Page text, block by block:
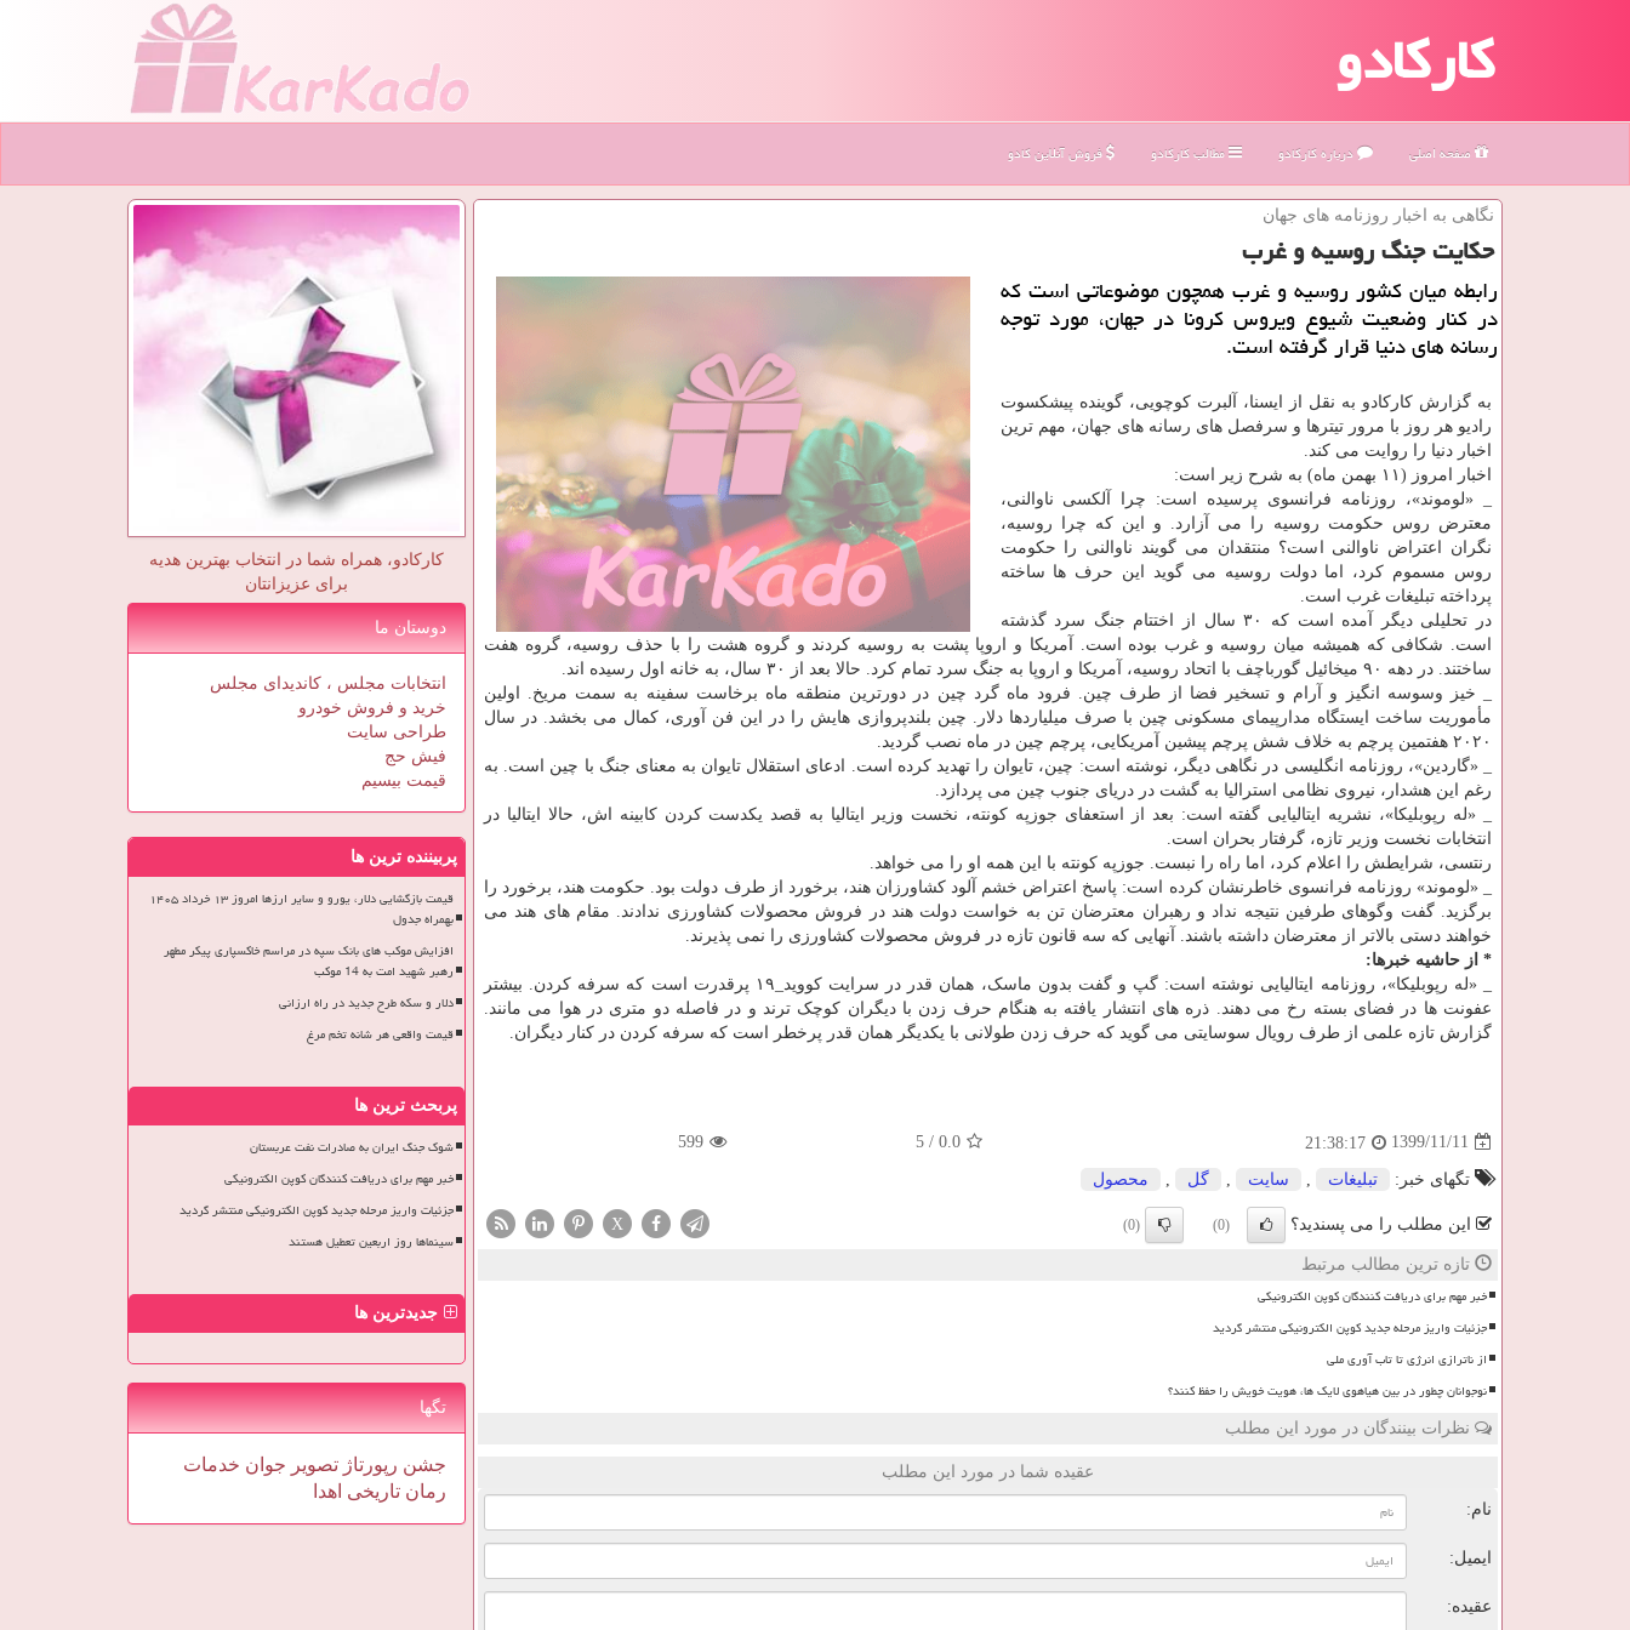
کارکادو
صفحه اصلی درباره كاركادو مطالب كاركادو فروش آنلاین کادو
نگاهی به اخبار روزنامه های جهان
حكایت جنگ روسیه و غرب
رابطه میان کشور روسیه و غرب همچون موضوعاتی است که
در کنار وضعیت شیوع ویروس کرونا در جهان، مورد توجه
رسانه های دنیا قرار گرفته است.
به گزارش کارکادو به نقل از ایسنا، آلبرت کوچویی، گوینده پیشکسوت
رادیو هر روز با مرور تیترها و سرفصل های رسانه های جهان، مهم ترین
اخبار دنیا را روایت می کند.
اخبار امروز (۱۱ بهمن ماه) به شرح زیر است:
_ «لوموند»، روزنامه فرانسوی پرسیده است: چرا آلکسی ناوالنی،
معترض روس حکومت روسیه را می آزارد. و این که چرا روسیه،
نگران اعتراض ناوالنی است؟ منتقدان می گویند ناوالنی را حکومت
روس مسموم کرد، اما دولت روسیه می گوید این حرف ها ساخته
پرداخته تبلیغات غرب است.
در تحلیلی دیگر آمده است که ۳۰ سال از اختتام جنگ سرد گذشته
است. شکافی که همیشه میان روسیه و غرب بوده است. آمریکا و اروپا پشت به روسیه کردند و گروه هشت را با حذف روسیه، گروه هفت
ساختند. در دهه ۹۰ میخائیل گورباچف با اتحاد روسیه، آمریکا و اروپا به جنگ سرد تمام کرد. حالا بعد از ۳۰ سال، به خانه اول رسیده اند.
_ خیز وسوسه انگیز و آرام و تسخیر فضا از طرف چین. فرود ماه گرد چین در دورترین منطقه ماه برخاست سفینه به سمت مریخ. اولین
مأموریت ساخت ایستگاه مدارپیمای مسکونی چین با صرف میلیاردها دلار. چین بلندپروازی هایش را در این فن آوری، کمال می بخشد. در سال
۲۰۲۰ هفتمین پرچم به خلاف شش پرچم پیشین آمریکایی، پرچم چین در ماه نصب گردید.
_ «گاردین»، روزنامه انگلیسی در نگاهی دیگر، نوشته است: چین، تایوان را تهدید کرده است. ادعای استقلال تایوان به معنای جنگ با چین است. به
رغم این هشدار، نیروی نظامی استرالیا به گشت در دریای جنوب چین می پردازد.
_ «له رپوبلیکا»، نشریه ایتالیایی گفته است: بعد از استعفای جوزپه کونته، نخست وزیر ایتالیا به قصد یکدست کردن کابینه اش، حالا ایتالیا در
انتخابات نخست وزیر تازه، گرفتار بحران است.
رنتسی، شرایطش را اعلام کرد، اما راه را نبست. جوزپه کونته با این همه او را می خواهد.
_ «لوموند» روزنامه فرانسوی خاطرنشان کرده است: پاسخ اعتراض خشم آلود کشاورزان هند، برخورد از طرف دولت بود. حکومت هند، برخورد را
برگزید. گفت وگوهای طرفین نتیجه نداد و رهبران معترضان تن به خواست دولت هند در فروش محصولات کشاورزی ندادند. مقام های هند می
خواهند دستی بالاتر از معترضان داشته باشند. آنهایی که سه قانون تازه در فروش محصولات کشاورزی را نمی پذیرند.
* از حاشیه خبرها:
_ «له رپوبلیکا»، روزنامه ایتالیایی نوشته است: گپ و گفت بدون ماسک، همان قدر در سرایت کووید_۱۹ پرقدرت است که سرفه کردن. بیشتر
عفونت ها در فضای بسته رخ می دهند. ذره های انتشار یافته به هنگام حرف زدن با دیگران کوچک ترند و در فاصله دو متری در هوا می مانند.
گزارش تازه علمی از طرف رویال سوسایتی می گوید که حرف زدن طولانی با یکدیگر همان قدر پرخطر است که سرفه کردن در کنار دیگران.
1399/11/11
21:38:17
0.0
/
5
599
تگهای خبر: تبلیغات سایت گل محصول
این مطلب را می پسندید؟ (0)
(0)
X
تازه ترین مطالب مرتبط
خبر مهم برای دریافت کنندگان کوپن الکترونیکی
جزئیات واریز مرحله جدید کوپن الکترونیکی منتشر گردید
از ناترازی انرژی تا تاب آوری ملی
نوجوانان چطور در بین هیاهوی لایک ها، هویت خویش را حفظ کنند؟
نظرات بینندگان در مورد این مطلب
عقیده شما در مورد این مطلب
نام:
ایمیل:
عقیده:
کارکادو، همراه شما در انتخاب بهترین هدیه
برای عزیزانتان
دوستان ما
انتخابات مجلس ، کاندیدای مجلس
خرید و فروش خودرو
طراحی سایت
فیش حج
قیمت بیسیم
پربیننده ترین ها
قیمت بازگشایی دلار، یورو و سایر ارزها امروز ۱۳ خرداد ۱۴۰۵
بهمراه جدول
افزایش موکب های بانک سپه در مراسم خاکسپاری پیکر مطهر
رهبر شهید امت به 14 موکب
دلار و سکه طرح جدید در راه ارزانی
قیمت واقعی هر شانه تخم مرغ
پربحث ترین ها
شوک جنگ ایران به صادرات نفت عربستان
خبر مهم برای دریافت کنندگان کوپن الکترونیکی
جزئیات واریز مرحله جدید کوپن الکترونیکی منتشر گردید
سینماها روز اربعین تعطیل هستند
جدیدترین ها
تگها
جشن رپورتاژ تصویر جوان خدمات
رمان تاریخی اهدا